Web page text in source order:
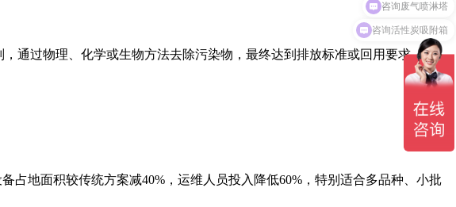
通过物理、化学或生物方法去除污染物，最终达到排放标准或回用要求。
占地面积较传统方案减40%，运维人员投入降低60%，特别适合多品种、小批